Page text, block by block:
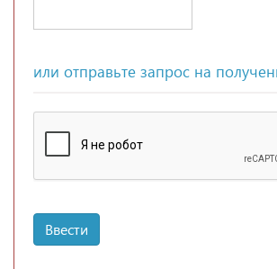
или отправьте запрос на
Ввести